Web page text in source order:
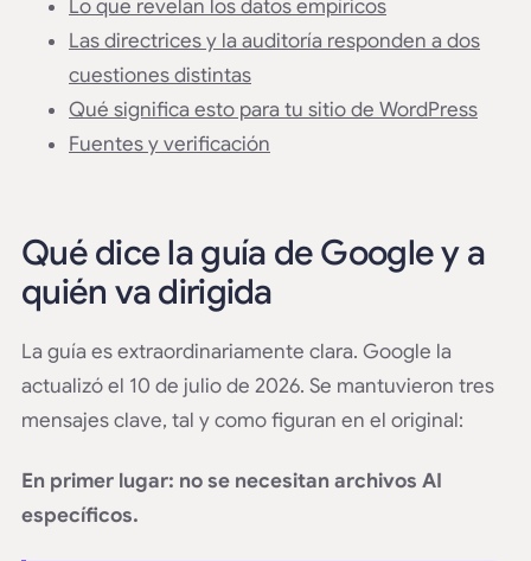
Lo que revelan los datos empíricos
Las directrices y la auditoría responden a dos
cuestiones distintas
Qué significa esto para tu sitio de WordPress
Fuentes y verificación
Qué dice la guía de Google y a
quién va dirigida
La guía es extraordinariamente clara. Google la
actualizó el 10 de julio de 2026. Se mantuvieron tres
mensajes clave, tal y como figuran en el original:
En primer lugar: no se necesitan archivos AI
específicos.